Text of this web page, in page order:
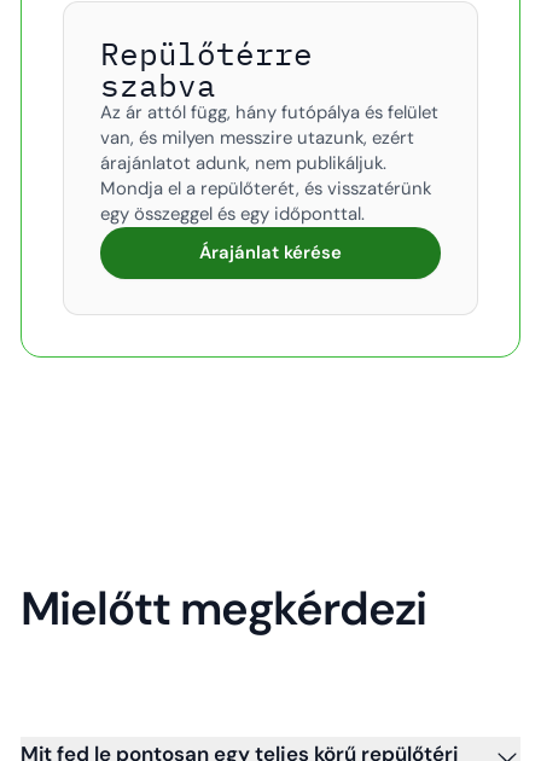
Repülőtérre
szabva
Az ár attól függ, hány futópálya és felület
van, és milyen messzire utazunk, ezért
árajánlatot adunk, nem publikáljuk.
Mondja el a repülőterét, és visszatérünk
egy összeggel és egy időponttal.
Árajánlat kérése
Mielőtt megkérdezi
Mit fed le pontosan egy teljes körű repülőtéri